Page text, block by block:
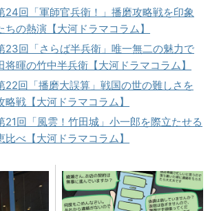
24回「軍師官兵衛！」播磨攻略戦を印象
の熱演【大河ドラマコラム】
23回「さらば半兵衛」唯一無二の魅力で
暉の竹中半兵衛【大河ドラマコラム】
22回「播磨大誤算」戦国の世の難しさを
戦【大河ドラマコラム】
21回「風雲！竹田城」小一郎を際立たせる
比べ【大河ドラマコラム】